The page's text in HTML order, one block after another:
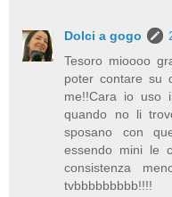
Dolci a gogo
Tesoro mioooo
poter contare su
me!!Cara io uso
quando no li
sposano con
essendo mini le
consistenza
tvbbbbbbbbb!!!!